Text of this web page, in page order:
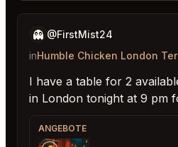
👻 @FirstMist24
inHumble Chicken London
I have a table for 2
in London tonight at 9 pm
ANGEBOTE